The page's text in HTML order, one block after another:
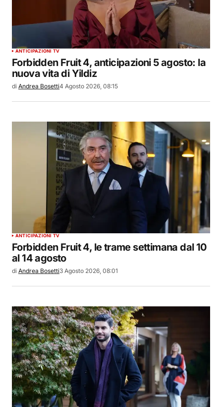
ANTICIPAZIONI TV
Forbidden Fruit 4, anticipazioni 5 agosto: la
nuova vita di Yildiz
di Andrea Bosetti4 Agosto 2026, 08:15
ANTICIPAZIONI TV
Forbidden Fruit 4, le trame settimana dal 10
al 14 agosto
di Andrea Bosetti3 Agosto 2026, 08:01